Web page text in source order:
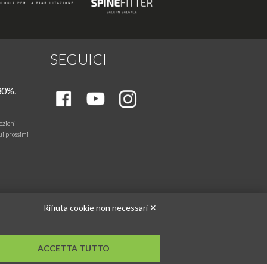
prossimi
SEGUICI
Rifiuta cookie non necessari ✕
ACCETTA TUTTO